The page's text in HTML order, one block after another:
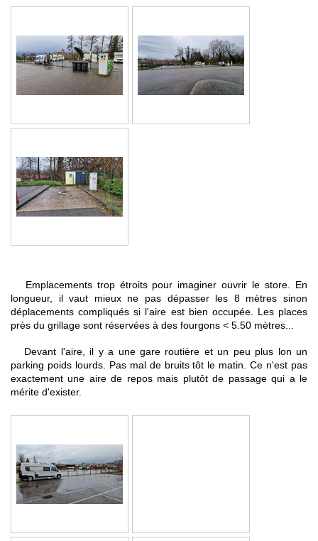
Emplacements trop étroits pour imaginer ouvrir le store. En
longueur, il vaut mieux ne pas dépasser les 8 mètres sinon
déplacements compliqués si l'aire est bien occupée. Les places
près du grillage sont réservées à des fourgons < 5.50 mètres...
Devant l'aire, il y a une gare routière et un peu plus lon un
parking poids lourds. Pas mal de bruits tôt le matin. Ce n'est pas
exactement une aire de repos mais plutôt de passage qui a le
mérite d'exister.